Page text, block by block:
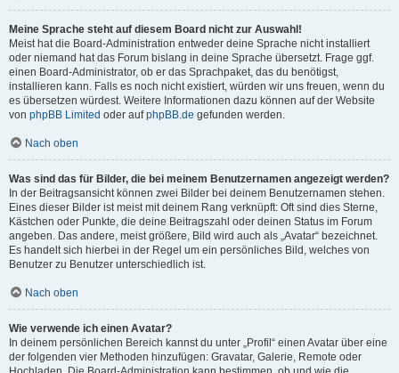
Meine Sprache steht auf diesem Board nicht zur Auswahl!
Meist hat die Board-Administration entweder deine Sprache nicht installiert
oder niemand hat das Forum bislang in deine Sprache übersetzt. Frage ggf.
einen Board-Administrator, ob er das Sprachpaket, das du benötigst,
installieren kann. Falls es noch nicht existiert, würden wir uns freuen, wenn du
es übersetzen würdest. Weitere Informationen dazu können auf der Website
von phpBB Limited oder aufphpBB.de gefunden werden.
Nach oben
Was sind das für Bilder, die bei meinem Benutzernamen angezeigt werden?
In der Beitragsansicht können zwei Bilder bei deinem Benutzernamen stehen.
Eines dieser Bilder ist meist mit deinem Rang verknüpft: Oft sind dies Sterne,
Kästchen oder Punkte, die deine Beitragszahl oder deinen Status im Forum
angeben. Das andere, meist größere, Bild wird auch als „Avatar“ bezeichnet.
Es handelt sich hierbei in der Regel um ein persönliches Bild, welches von
Benutzer zu Benutzer unterschiedlich ist.
Nach oben
Wie verwende ich einen Avatar?
In deinem persönlichen Bereich kannst du unter „Profil“ einen Avatar über eine
der folgenden vier Methoden hinzufügen: Gravatar, Galerie, Remote oder